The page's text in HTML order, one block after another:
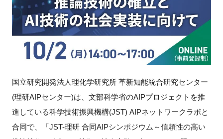
インタビュー・コラム
ニュース・掲示板
特別会員
施設・アクセス
国立研究開発法人理化学研究所 革新知能統合研究センター
(理研AIPセンター)は、文部科学省のAIPプロジェクトを推
進している科学技術振興機構(JST) AIPネットワークラボと
合同で、「JST-理研 合同AIPシンポジウム～信頼性の高い